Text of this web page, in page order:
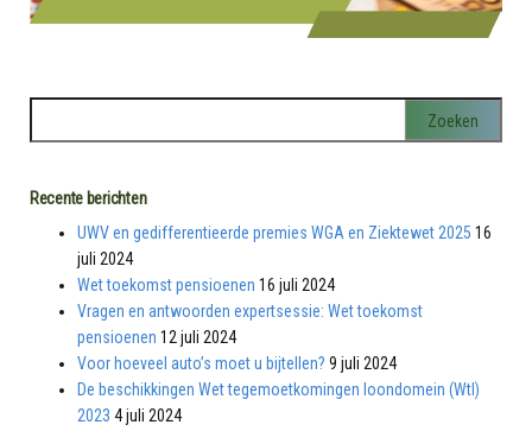
Recente berichten
UWV en gedifferentieerde premies WGA en Ziektewet 2025 16
juli 2024
Wet toekomst pensioenen 16 juli 2024
Vragen en antwoorden expertsessie: Wet toekomst
pensioenen 12 juli 2024
Voor hoeveel auto’s moet u bijtellen? 9 juli 2024
De beschikkingen Wet tegemoetkomingen loondomein (Wtl)
2023 4 juli 2024